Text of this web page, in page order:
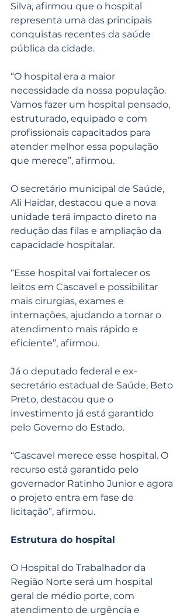
Silva, afirmou que o hospital
representa uma das principais
conquistas recentes da saúde
pública da cidade.
“O hospital era a maior
necessidade da nossa população.
Vamos fazer um hospital pensado,
estruturado, equipado e com
profissionais capacitados para
atender melhor essa população
que merece”, afirmou.
O secretário municipal de Saúde,
Ali Haidar, destacou que a nova
unidade terá impacto direto na
redução das filas e ampliação da
capacidade hospitalar.
“Esse hospital vai fortalecer os
leitos em Cascavel e possibilitar
mais cirurgias, exames e
internações, ajudando a tornar o
atendimento mais rápido e
eficiente”, afirmou.
Já o deputado federal e ex-
secretário estadual de Saúde, Beto
Preto, destacou que o
investimento já está garantido
pelo Governo do Estado.
“Cascavel merece esse hospital. O
recurso está garantido pelo
governador Ratinho Junior e agora
o projeto entra em fase de
licitação”, afirmou.
Estrutura do hospital
O Hospital do Trabalhador da
Região Norte será um hospital
geral de médio porte, com
atendimento de urgência e